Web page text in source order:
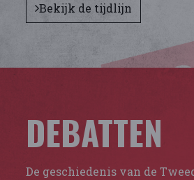
Bekijk de tijdlijn
DEBATTEN
De geschiedenis van de